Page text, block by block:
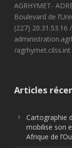
AGRHYMET-
Boulevard de
(227) 20.31.53.16
/agrhymet.cilss.int
Articles
Cartographie
mobilise son
Afrique de